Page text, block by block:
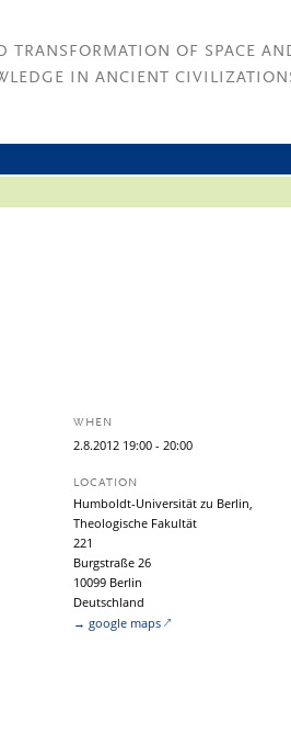
TRANSFORMATION OF SPACE
IN ANCIENT
WHEN
2.8.2012 19:00 - 20:00
LOCATION
Humboldt-Universität zu Berlin,
Theologische Fakultät
221
Burgstraße 26
10099 Berlin
Deutschland
→ google maps